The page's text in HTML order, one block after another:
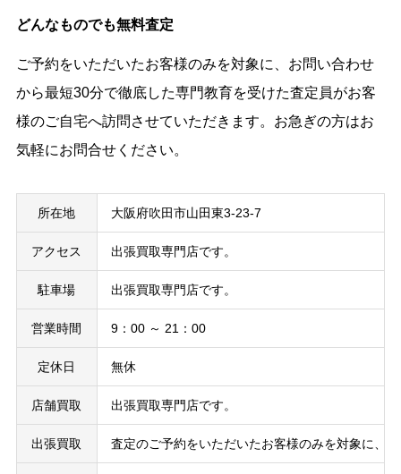
どんなものでも無料査定
ご予約をいただいたお客様のみを対象に、お問い合わせ
から最短30分で徹底した専門教育を受けた査定員がお客
様のご自宅へ訪問させていただきます。お急ぎの方はお
気軽にお問合せください。
所在地 大阪府吹田市山田東3-23-7
アクセス 出張買取専門店です。
駐車場 出張買取専門店です。
営業時間 9：00 ～ 21：00
定休日 無休
店舗買取 出張買取専門店です。
出張買取 査定のご予約をいただいたお客様のみを対象に、